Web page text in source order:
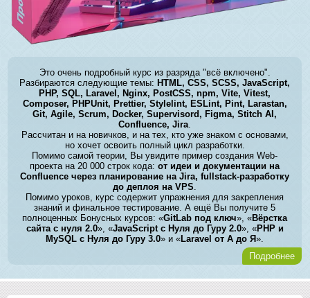
Это очень подробный курс из разряда "всё включено".
Разбираются следующие темы: HTML, CSS, SCSS, JavaScript,
PHP, SQL, Laravel, Nginx, PostCSS, npm, Vite, Vitest,
Composer, PHPUnit, Prettier, Stylelint, ESLint, Pint, Larastan,
Git, Agile, Scrum, Docker, Supervisord, Figma, Stitch AI,
Confluence, Jira.
Рассчитан и на новичков, и на тех, кто уже знаком с основами,
но хочет освоить полный цикл разработки.
Помимо самой теории, Вы увидите пример создания Web-
проекта на 20 000 строк кода:от идеи и документации на
Confluence через планирование на Jira, fullstack-разработку
до деплоя на VPS.
Помимо уроков, курс содержит упражнения для закрепления
знаний и финальное тестирование. А ещё Вы получите 5
полноценных Бонусных курсов: «GitLab под ключ», «Вёрстка
сайта с нуля 2.0», «JavaScript с Нуля до Гуру 2.0», «PHP и
MySQL с Нуля до Гуру 3.0» и «Laravel от А до Я».
Подробнее